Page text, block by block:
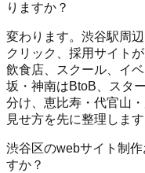
りますか？
変わります。渋谷駅周
クリック、採用サイト
飲食店、スクール、イ
坂・神南はBtoB、スタ
分け、恵比寿・代官山
見せ方を先に整理します
渋谷区のwebサイト制
すか？